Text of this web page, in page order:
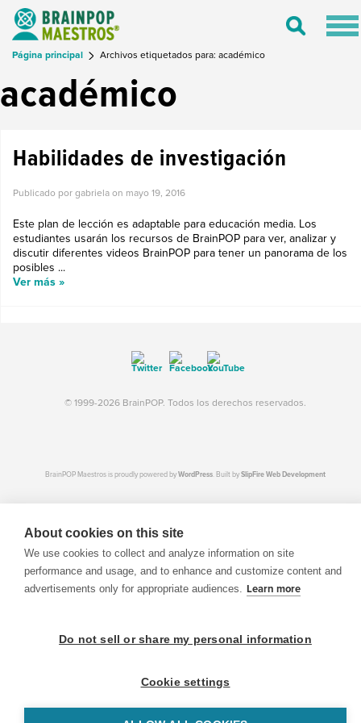
Toggle
Página principal Archivos etiquetados para: académico
académico
Habilidades de investigación
Publicado por gabriela on mayo 19, 2016
Este plan de lección es adaptable para educación media. Los
estudiantes usarán los recursos de BrainPOP para ver, analizar y
discutir diferentes videos BrainPOP para tener un panorama de los
posibles ...
Ver más »
© 1999-2026 BrainPOP. Todos los derechos reservados.
BrainPOP Maestros is proudly powered byWordPress. Built bySlipFire Web Development
About cookies on this site
We use cookies to collect and analyze information on site
performance and usage, and to enhance and customize content and
advertisements only for appropriate audiences. Learn more
Do not sell or share my personal information
Cookie settings